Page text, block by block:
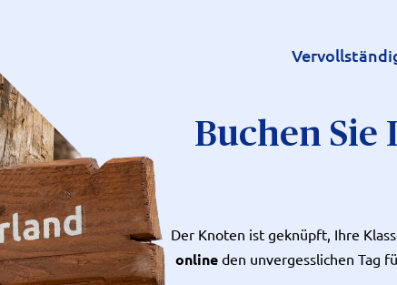
Buchen Sie
Der Knoten ist geknüpft, Ihre
onlineden unvergesslichen Tag